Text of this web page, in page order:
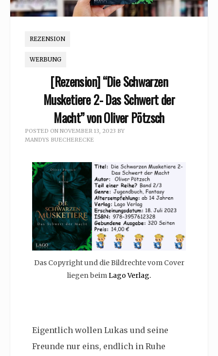
REZENSION
WERBUNG
[Rezension] “Die Schwarzen
Musketiere 2- Das Schwert der
Macht” von Oliver Pötzsch
POSTED ON NOVEMBER 13, 2023 BY
MANDYS BUECHERECKE
Das Copyright und die Bildrechte vom Cover
liegen beimLago Verlag.
Eigentlich wollen Lukas und seine
Freunde nur eins, endlich in Ruhe